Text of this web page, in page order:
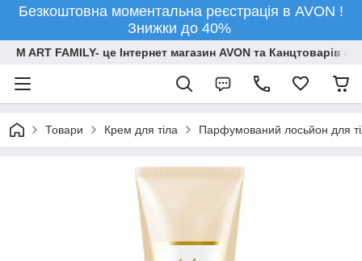
Безкоштовна моментальна реєстрація в AVON !
Знижки до 40%
M ART FAMILY- це Інтернет магазин AVON та Канцтоварів
Товари Крем для тіла Парфумований лосьйон для